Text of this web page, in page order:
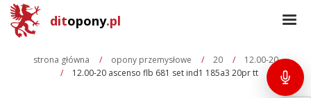
ditopony.pl
strona główna opony przemysłowe 20
12.00-20
12.00-20 ascenso flb 681 set ind1 185a3 20pr tt